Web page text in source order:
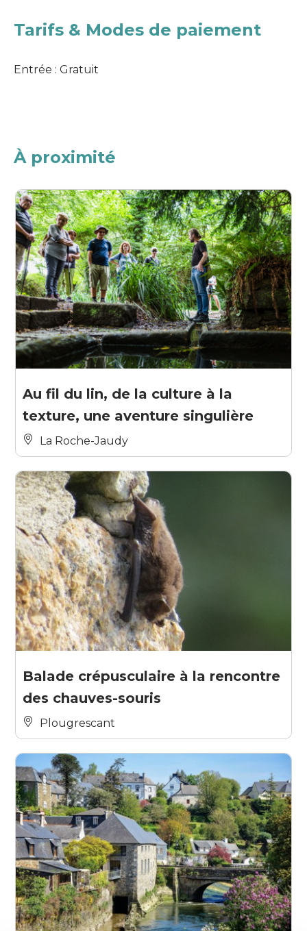
Tarifs & Modes de paiement
Entrée : Gratuit
À proximité
Au fil du lin, de la culture à la
texture, une aventure singulière
La Roche-Jaudy
Balade crépusculaire à la rencontre
des chauves-souris
Plougrescant